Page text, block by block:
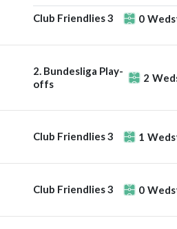
Club Friendlies 3 0
2. Bundesliga Play-
offs
2
Club Friendlies 3 1
Club Friendlies 3 0